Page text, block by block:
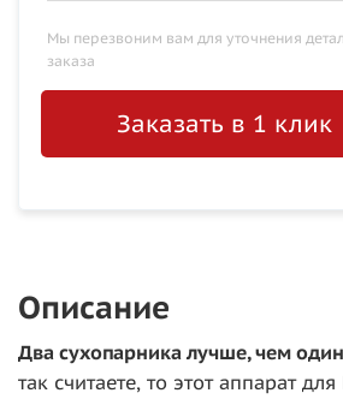
Мы перезвоним вам для уточнения
заказа
Заказать в 1 клик
Описание
Два сухопарника лучше, чем
так считаете, то этот аппарат для